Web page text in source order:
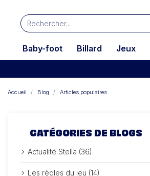
Baby-foot Billard Jeux
Accueil Blog Articles populaires
CATÉGORIES DE BLOGS
Actualité Stella (36)
Les règles du jeu (14)